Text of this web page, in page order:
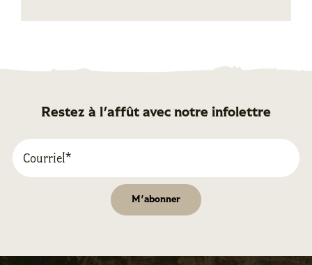
Restez à l'affût avec notre infolettre